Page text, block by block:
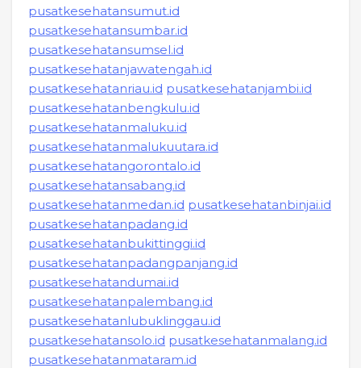
pusatkesehatansumut.id
pusatkesehatansumbar.id
pusatkesehatansumsel.id
pusatkesehatanjawatengah.id
pusatkesehatanriau.id pusatkesehatanjambi.id
pusatkesehatanbengkulu.id
pusatkesehatanmaluku.id
pusatkesehatanmalukuutara.id
pusatkesehatangorontalo.id
pusatkesehatansabang.id
pusatkesehatanmedan.id pusatkesehatanbinjai.id
pusatkesehatanpadang.id
pusatkesehatanbukittinggi.id
pusatkesehatanpadangpanjang.id
pusatkesehatandumai.id
pusatkesehatanpalembang.id
pusatkesehatanlubuklinggau.id
pusatkesehatansolo.id pusatkesehatanmalang.id
pusatkesehatanmataram.id